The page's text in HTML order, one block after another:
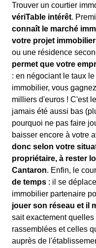
Trouver un courtier
vériTable intérêt.
connaît le marché
votre projet immobilier
ou une résidence
permet que votre
: en négociant le taux
immobilier, vous
milliers d'euros ! C'est
jamais été aussi bas
pourquoi ne pas faire
baisser encore à votre
donc selon votre
propriétaire, à rester
Cantaron. Enfin, le
de temps : il se
immobilier partenaire
jouer son réseau et il
sait exactement
rassemblées et celles
auprès de